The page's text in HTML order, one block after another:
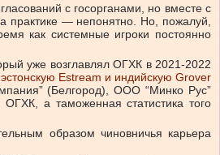
с госорганами, но вместе с
практике — непонятно. Но, пожалуй,
как системные игроки постоянно
уже возглавлял ОГХК в 2021-2022
Estream и индийскую Grover
(Белгород), ООО “Минко Рус”
а таможенная статистика того
образом чиновничья карьера